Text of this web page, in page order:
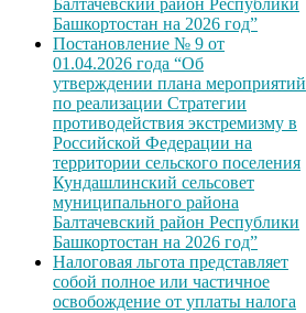
Балтачевский район Республики
Башкортостан на 2026 год”
Постановление № 9 от
01.04.2026 года “Об
утверждении плана мероприятий
по реализации Стратегии
противодействия экстремизму в
Российской Федерации на
территории сельского поселения
Кундашлинский сельсовет
муниципального района
Балтачевский район Республики
Башкортостан на 2026 год”
Налоговая льгота представляет
собой полное или частичное
освобождение от уплаты налога